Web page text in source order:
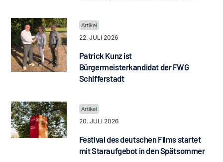
22. JULI 2026
Patrick Kunz ist
Bürgermeisterkandidat der FWG
Schifferstadt
20. JULI 2026
Festival des deutschen Films startet
mit Staraufgebot in den Spätsommer